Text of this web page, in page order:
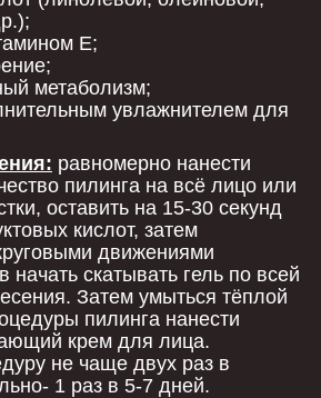
Е;
метаболизм;
увлажнителем для
равномерно нанести
пилинга на всё лицо или
оставить на 15-30 секунд
кислот, затем
движениями
начать скатывать гель по всей
Затем умыться тёплой
пилинга нанести
крем для лица.
не чаще двух раз в
1 раз в 5-7 дней.